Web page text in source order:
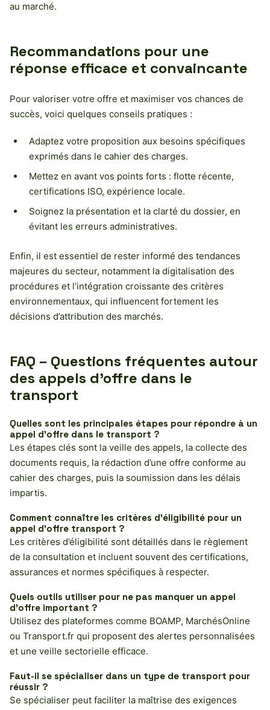
au marché.
Recommandations pour une
réponse efficace et convaincante
Pour valoriser votre offre et maximiser vos chances de
succès, voici quelques conseils pratiques :
Adaptez votre proposition aux besoins spécifiques
exprimés dans le cahier des charges.
Mettez en avant vos points forts : flotte récente,
certifications ISO, expérience locale.
Soignez la présentation et la clarté du dossier, en
évitant les erreurs administratives.
Enfin, il est essentiel de rester informé des tendances
majeures du secteur, notamment la digitalisation des
procédures et l’intégration croissante des critères
environnementaux, qui influencent fortement les
décisions d’attribution des marchés.
FAQ – Questions fréquentes autour
des appels d’offre dans le
transport
Quelles sont les principales étapes pour répondre à un
appel d’offre dans le transport ?
Les étapes clés sont la veille des appels, la collecte des
documents requis, la rédaction d’une offre conforme au
cahier des charges, puis la soumission dans les délais
impartis.
Comment connaître les critères d’éligibilité pour un
appel d’offre transport ?
Les critères d’éligibilité sont détaillés dans le règlement
de la consultation et incluent souvent des certifications,
assurances et normes spécifiques à respecter.
Quels outils utiliser pour ne pas manquer un appel
d’offre important ?
Utilisez des plateformes comme BOAMP, MarchésOnline
ou Transport.fr qui proposent des alertes personnalisées
et une veille sectorielle efficace.
Faut-il se spécialiser dans un type de transport pour
réussir ?
Se spécialiser peut faciliter la maîtrise des exigences